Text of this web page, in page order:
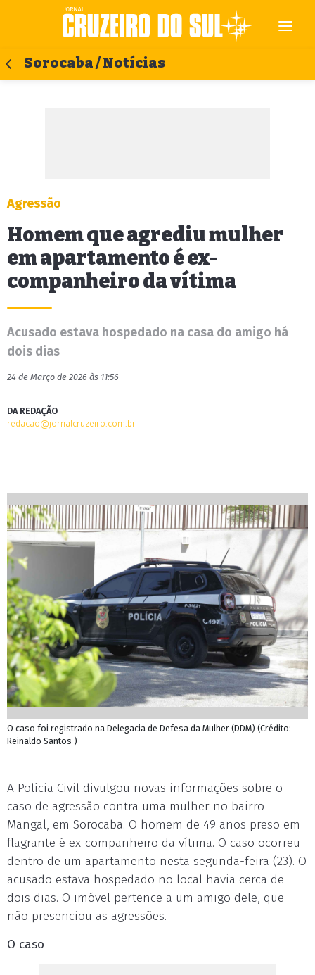
Sorocaba / Notícias
Agressão
Homem que agrediu mulher
em apartamento é ex-
companheiro da vítima
Acusado estava hospedado na casa do amigo há
dois dias
24 de Março de 2026 às 11:56
DA REDAÇÃO
redacao@jornalcruzeiro.com.br
O caso foi registrado na Delegacia de Defesa da Mulher (DDM) (Crédito:
Reinaldo Santos )
A Polícia Civil divulgou novas informações sobre o
caso de agressão contra uma mulher no bairro
Mangal, em Sorocaba. O homem de 49 anos preso em
flagrante é ex-companheiro da vítima. O caso ocorreu
dentro de um apartamento nesta segunda-feira (23). O
acusado estava hospedado no local havia cerca de
dois dias. O imóvel pertence a um amigo dele, que
não presenciou as agressões.
O caso